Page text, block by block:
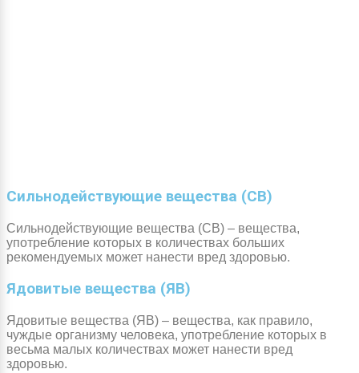
Сильнодействующие вещества (СВ)
Сильнодействующие вещества (СВ) – вещества,
употребление которых в количествах больших
рекомендуемых может нанести вред здоровью.
Ядовитые вещества (ЯВ)
Ядовитые вещества (ЯВ) – вещества, как правило,
чуждые организму человека, употребление которых в
весьма малых количествах может нанести вред
здоровью.